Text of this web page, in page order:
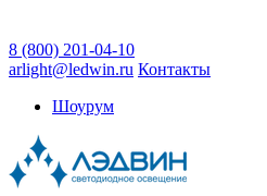
8 (800) 201-04-10
arlight@ledwin.ru Контакты
Шоурум